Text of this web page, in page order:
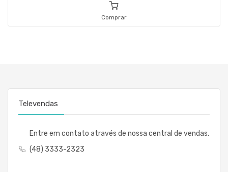
Comprar
Televendas
Entre em contato através de nossa central de vendas.
(48) 3333-2323